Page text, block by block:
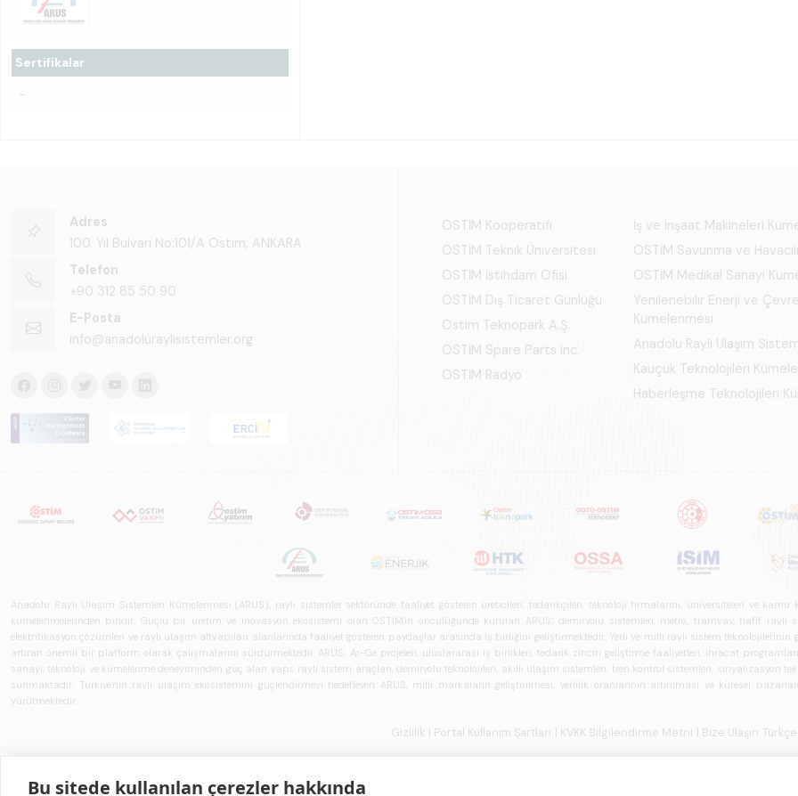
Sertifikalar
-
Adres
100. Yıl Bulvarı No:101/A Ostim, ANKARA
Telefon
+90 312 85 50 90
E-Posta
info@anadoluraylisistemler.org
OSTİM Kooperatifi
OSTİM Teknik Üniversitesi
OSTİM İstihdam Ofisi
OSTİM Dış Ticaret Günlüğü
Ostim Teknopark A.Ş.
OSTİM Spare Parts Inc.
OSTİM Radyo
İş ve İnşaat Makineleri
OSTİM Savunma ve
OSTİM Medikal Sanayi
Yenilenebilir Enerji ve
Kümelenmesi
Anadolu Raylı Ulaşım
Kauçuk Teknolojileri
Haberleşme Teknolojileri
Anadolu Raylı Ulaşım Sistemleri Kümelenmesi (ARUS), raylı sistemler sektöründe faaliyet gösteren üreticileri, tedarikçileri, teknoloji firmalarını, üniversiteleri ve
kümelenmelerinden biridir. Güçlü bir üretim ve inovasyon ekosistemi olan OSTİM'in öncülüğünde kurulan ARUS; demiryolu sistemleri, metro, tramvay, hafif raylı
elektrifikasyon çözümleri ve raylı ulaşım altyapıları alanlarında faaliyet gösteren paydaşlar arasında iş birliğini geliştirmektedir. Yerli ve milli raylı sistem
artıran önemli bir platform olarak çalışmalarını sürdürmektedir. ARUS; Ar-Ge projeleri, uluslararası iş birlikleri, tedarik zinciri geliştirme faaliyetleri, ihracat
sanayi, teknoloji ve kümelenme deneyiminden güç alan yapı; raylı sistem araçları, demiryolu teknolojileri, akıllı ulaşım sistemleri, tren kontrol sistemleri, sinyalizasyon
sunmaktadır. Türkiye'nin raylı ulaşım ekosistemini güçlendirmeyi hedefleyen ARUS, milli markaların geliştirilmesi, yerlilik oranlarının artırılması ve küresel
yürütmektedir.
Gizlilik | Portal Kullanım Şartları | KVKK Bilgilendirme Metni | Bize Ulaşın Türkçe
Bu sitede kullanılan çerezler hakkında